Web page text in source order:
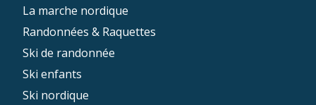
La marche nordique
Randonnées & Raquettes
Ski de randonnée
Ski enfants
Ski nordique